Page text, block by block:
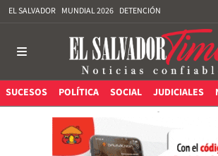
EL SALVADOR MUNDIAL 2026 DETENCIÓN
SUCESOS POLÍTICA SOCIAL JUDICIALES